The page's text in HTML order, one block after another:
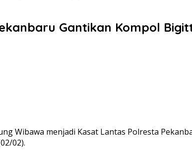
Gantikan Kompol
Wibawa menjadi Kasat Lantas Polresta
02).